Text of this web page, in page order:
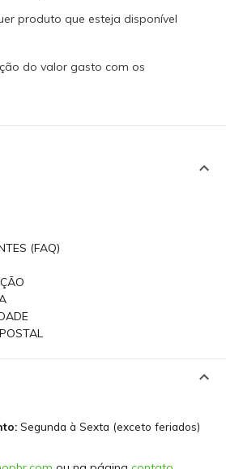
produto que esteja disponível
do valor gasto com os
(FAQ)
Segunda à Sexta (exceto feriados)